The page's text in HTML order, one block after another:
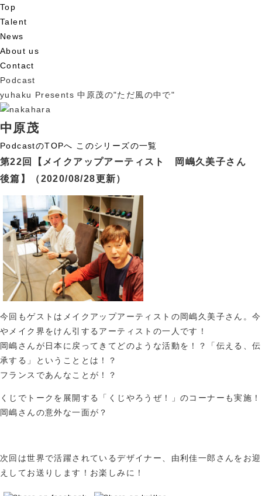
Top
Talent
News
About us
Contact
Podcast
yuhaku Presents 中原茂の"ただ風の中で"
中原茂
PodcastのTOPへ このシリーズの一覧
第22回【メイクアップアーティスト 岡嶋久美子さん
後篇】
（2020/08/28更新）
今回もゲストはメイクアップアーティストの岡嶋久美子さん。今
やメイク界をけん引するアーティストの一人です！
岡嶋さんが日本に戻ってきてどのような活動を！？「伝える、伝
承する」ということとは！？
フランスであんなことが！？
くじでトークを展開する「くじやろうぜ！」のコーナーも実施！
岡嶋さんの意外な一面が？
次回は世界で活躍されているデザイナー、由利佳一郎さんをお迎
えしてお送りします！お楽しみに！